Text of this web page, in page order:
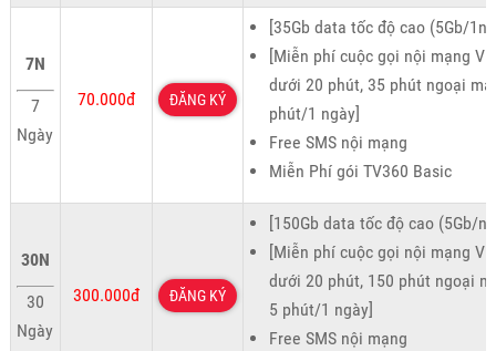
7N
7
Ngày
70.000đ ĐĂNG KÝ
[35Gb data tốc độ cao (5Gb/
[Miễn phí cuộc gọi nội mạng
dưới 20 phút, 35 phút ngoại
phút/1 ngày]
Free SMS nội mạng
Miễn Phí gói TV360 Basic
30N
30
Ngày
300.000đ ĐĂNG KÝ
[150Gb data tốc độ cao (5Gb/
[Miễn phí cuộc gọi nội mạng
dưới 20 phút, 150 phút ngoại
5 phút/1 ngày]
Free SMS nội mạng